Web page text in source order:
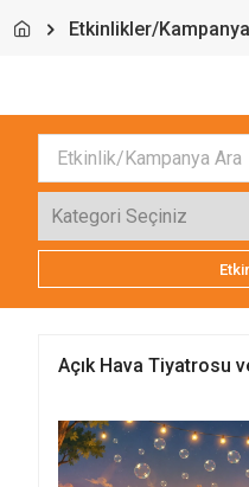
Etkinlikler/
Açık Hava Tiyatrosu